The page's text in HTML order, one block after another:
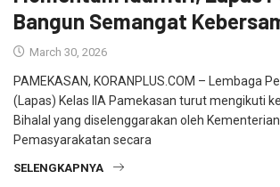
Bangun Semangat
March 30, 2026
PAMEKASAN, KORANPLUS.COM – Lembaga
(Lapas) Kelas IIA Pamekasan turut mengikuti
Bihalal yang diselenggarakan oleh
Pemasyarakatan secara
SELENGKAPNYA